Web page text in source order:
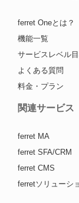
ferret Oneとは？
機能一覧
サービスレベル
よくある質問
料金・プラン
関連サービス
ferret MA
ferret SFA/CRM
ferret CMS
ferretソリューシ